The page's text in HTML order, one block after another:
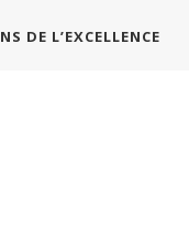
DE L’EXCELLENCE